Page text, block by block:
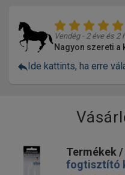
Vendég - 2 éve és 2
Nagyon szereti a
Ide kattints, ha erre
Termékek /
fogtisztító